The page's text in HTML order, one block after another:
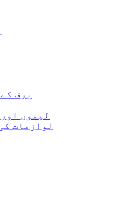
برف
لیموں
لوازمات